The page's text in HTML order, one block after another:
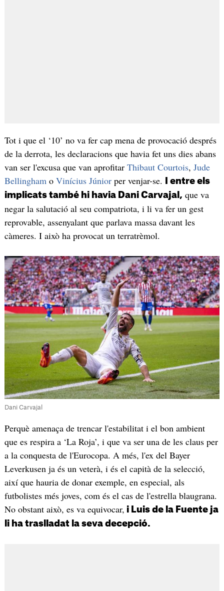
Tot i que el ‘10’ no va fer cap mena de provocació després
de la derrota, les declaracions que havia fet uns dies abans
van ser l'excusa que van aprofitar Thibaut Courtois, Jude
Bellinghamo Vinícius Júniorper venjar-se.
I entre els
implicats també hi havia Dani Carvajal, que va
negar la salutació al seu compatriota, i li va fer un gest
reprovable, assenyalant que parlava massa davant les
càmeres. I això ha provocat un terratrèmol.
Dani Carvajal
Perquè amenaça de trencar l'estabilitat i el bon ambient
que es respira a ‘La Roja’, i que va ser una de les claus per
a la conquesta de l'Eurocopa. A més, l'ex del Bayer
Leverkusen ja és un veterà, i és el capità de la selecció,
així que hauria de donar exemple, en especial, als
futbolistes més joves, com és el cas de l'estrella blaugrana.
No obstant això, es va equivocar, i Luis de la Fuente ja
li ha traslladat la seva decepció.